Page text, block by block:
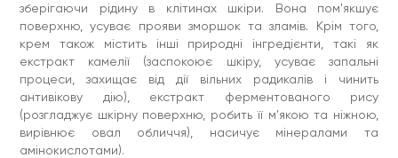
зберігаючи рідину в клітинах шкіри. Вона пом'якшує
поверхню, усуває прояви зморшок та зламів. Крім того,
крем також містить інші природні інгредієнти, такі як
екстракт камелії (заспокоює шкіру, усуває запальні
процеси, захищає від дії вільних радикалів і чинить
антивікову дію), екстракт ферментованого рису
(розгладжує шкірну поверхню, робить її м'якою та ніжною,
вирівнює овал обличчя), насичує мінералами та
амінокислотами).